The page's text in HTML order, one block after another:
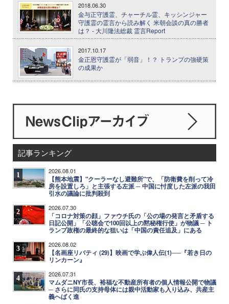
2018.06.30
金与正守護霊、チャーチル霊、キッシンジャー
守護霊の霊言から読み解く 米朝会談の真の勝者
は？ - 大川隆法総裁 霊言Report
2017.10.17
金正恩守護霊が「弱音」！？ トランプの強硬策
の成果か
記事ランキング
1 2026.08.01
【熊本地震】"クーラーなし避難所"で、「防衛費を削って冷
房を設置しろ」と主張する左派 ─ 中国に忖度した左派の我田
引水の議論に批判殺到
2 2026.07.30
「コロナ対策の顔」ファウチ氏の「公の場の発言と矛盾する
日記公開」「公聴会で100回以上の黙秘権行使」が物議 ─ ト
ランプ政権の最終的な狙いは「中国の責任追及」にある
3 2026.08.02
【名画座リバティ (29)】映画で学ぶ偉人伝(1)──『若き日の
リンカーン』
4 2026.07.31
マムダニNY市長、裕福な不動産所有者の個人情報公開で物議
─ さらに同氏の支持母体には親中活動家も入り込み、共産主
義へばく進